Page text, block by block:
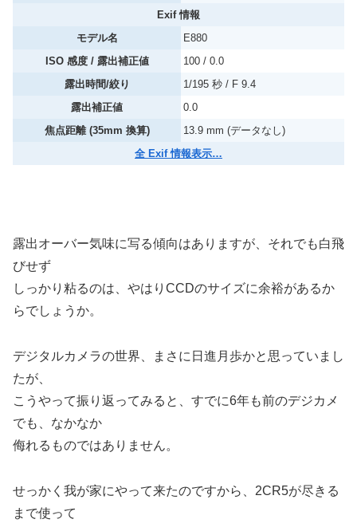
Exif 情報
モデル名
E880
ISO 感度 / 露出補正値
100 / 0.0
露出時間/絞り
1/195 秒 / F 9.4
露出補正値
0.0
焦点距離 (35mm 換算)
13.9 mm (データなし)
全 Exif 情報表示…
露出オーバー気味に写る傾向はありますが、それでも白飛
びせず
しっかり粘るのは、やはりCCDのサイズに余裕があるか
らでしょうか。
デジタルカメラの世界、まさに日進月歩かと思っていまし
たが、
こうやって振り返ってみると、すでに6年も前のデジカメ
でも、なかなか
侮れるものではありません。
せっかく我が家にやって来たのですから、2CR5が尽きる
まで使って